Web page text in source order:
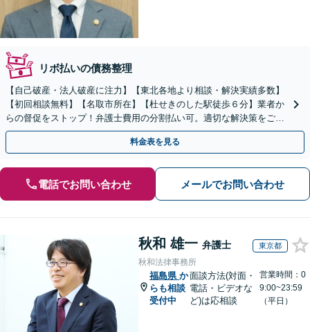
リボ払いの債務整理
【自己破産・法人破産に注力】【東北各地より相談・解決実績多数】
【初回相談無料】【名取市所在】【杜せきのした駅徒歩６分】業者か
らの督促をストップ！弁護士費用の分割払い可。適切な解決策をご提
案します【土曜相談可】【駐車場完備】【完全個室】
料金表を見る
電話でお問い合わせ メールでお問い合わせ
秋和 雄一 弁護士 東京都
秋和法律事務所
福島県 か
らも相談
受付中
面談方法(対面・
電話・ビデオな
ど)は応相談
営業時間：0
9:00~23:59
（平日）